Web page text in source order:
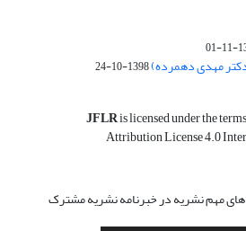
مهدی دهمرده)1398-10-24
JFLRis licensed under the
Attribution License 4.0
های مهم نشریه در خبرنامه نشریه مشترک